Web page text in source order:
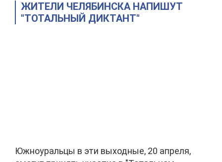
ЖИТЕЛИ ЧЕЛЯБИНСКА НАПИШУТ
"ТОТАЛЬНЫЙ ДИКТАНТ"
Южноуральцы в эти выходные, 20 апреля,